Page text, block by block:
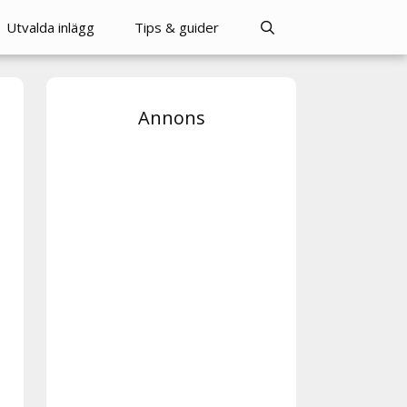
Utvalda inlägg Tips & guider
Annons